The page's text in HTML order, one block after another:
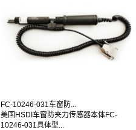
FC-10246-031车窗防...
美国HSDI车窗防夹力传感器本体FC-
10246-031具体型...